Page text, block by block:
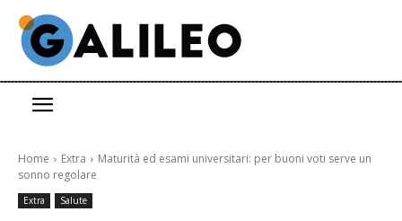
Home Extra
Maturità ed esami universitari: per buoni voti serve un
sonno regolare
Extra Salute